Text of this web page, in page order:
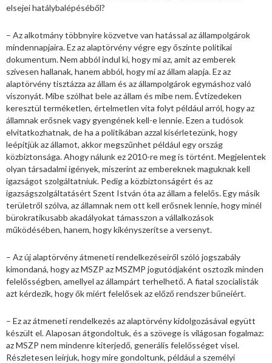
elsejei hatálybalépéséből?
– Az alkotmány többnyire közvetve van hatással az állampolgárok
mindennapjaira. Ez az alaptörvény végre egy őszinte politikai
dokumentum. Nem abból indul ki, hogy mi az, amit az emberek
szívesen hallanak, hanem abból, hogy mi az állam alapja. Ez az
alaptörvény tisztázza az állam és az állampolgárok egymáshoz való
viszonyát. Mibe szólhat bele az állam és mibe nem. Évtizedeken
keresztül terméketlen, értelmetlen vita folyt például arról, hogy az
államnak erősnek vagy gyengének kell-e lennie. Ezen a tudósok
elvitatkozhatnak, de ha a politikában azzal kísérletezünk, hogy
leépítjük az államot, akkor megszűnhet például egy ország
közbiztonsága. Ahogy nálunk ez 2010-re meg is történt. Megjelentek
olyan társadalmi igények, miszerint az embereknek maguknak kell
igazságot szolgáltatniuk. Pedig a közbiztonságért és az
igazságszolgáltatásért Szent István óta az állam a felelős. Egy másik
területről szólva, az államnak nem ott kell erősnek lennie, hogy minél
bürokratikusabb akadályokat támasszon a vállalkozások
működésében, hanem, hogy kikényszerítse a versenyt.
– Az új alaptörvény átmeneti rendelkezéseiről szóló jogszabály
kimondaná, hogy az MSZP az MSZMP jogutódjaként osztozik minden
felelősségben, amellyel az állampárt terhelhető. A fiatal szocialisták
azt kérdezik, hogy ők miért felelősek az előző rendszer bűneiért.
– Ez az átmeneti rendelkezés az alaptörvény kidolgozásával együtt
készült el. Alaposan átgondoltuk, és a szövege is világosan fogalmaz:
az MSZP nem mindenre kiterjedő, generális felelősséget visel.
Részletesen leírjuk, hogy mire gondoltunk, például a személyi